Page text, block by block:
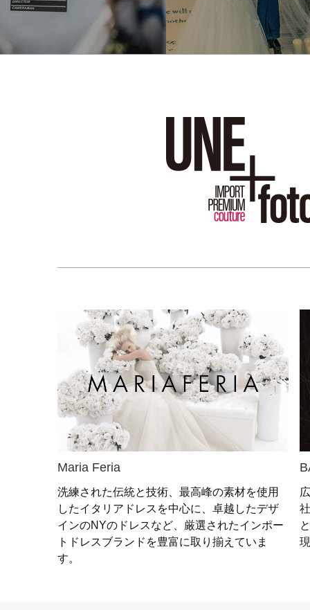
Maria Feria
洗練された伝統と技術、最高峰の素材を使用
したイタリアドレスを中心に、卓越したデザ
インのNYのドレスなど、厳選されたインポー
トドレスブランドを豊富に取り揃えていま
す。